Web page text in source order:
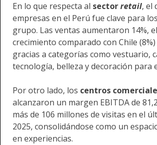
En lo que respecta al sectorretail, el
empresas en el Perú fue clave para
grupo. Las ventas aumentaron 14%,
crecimiento comparado con Chile
gracias a categorías como vestuario,
tecnología, belleza y decoración para
Por otro lado, los centros
alcanzaron un margen EBITDA de
más de 106 millones de visitas en el
2025, consolidándose como un
en experiencias.